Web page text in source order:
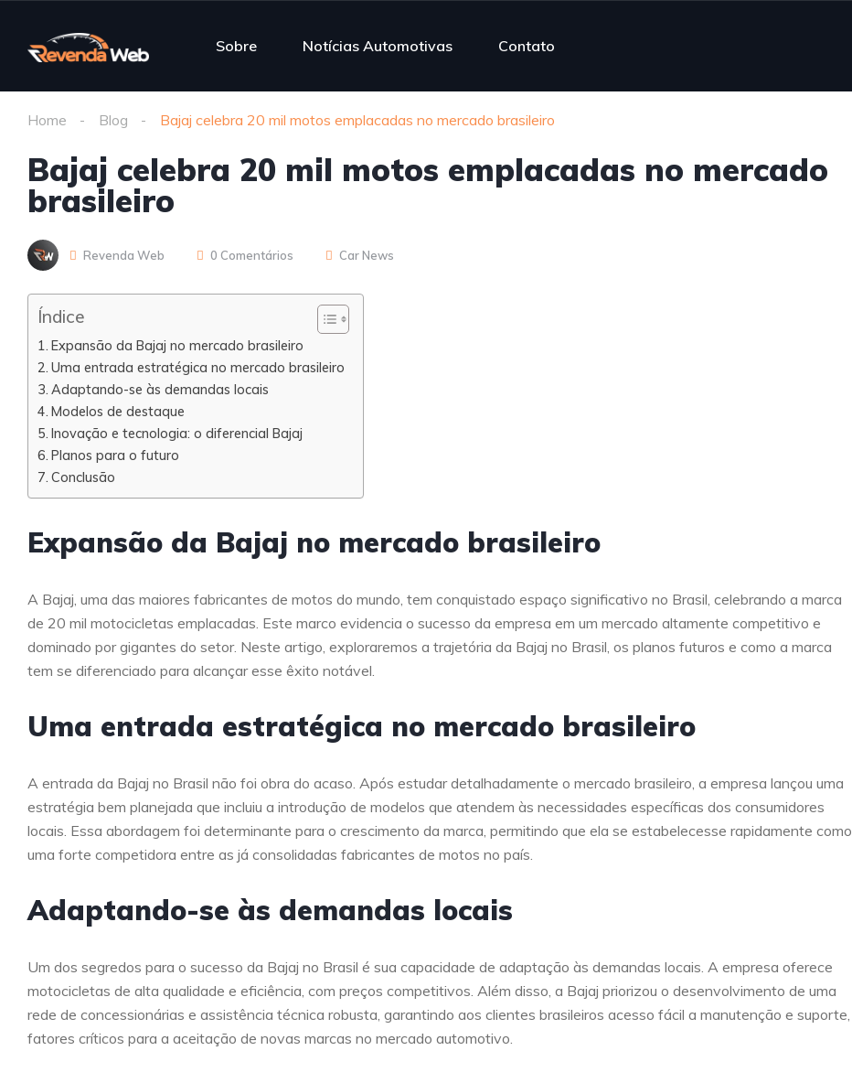
Sobre Notícias Automotivas Contato
Home Blog Bajaj celebra 20 mil motos emplacadas no mercado brasileiro
Bajaj celebra 20 mil motos emplacadas no mercado
brasileiro
Revenda Web 0 Comentários Car News
Índice
Expansão da Bajaj no mercado brasileiro
Uma entrada estratégica no mercado brasileiro
Adaptando-se às demandas locais
Modelos de destaque
Inovação e tecnologia: o diferencial Bajaj
Planos para o futuro
Conclusão
Expansão da Bajaj no mercado brasileiro
A Bajaj, uma das maiores fabricantes de motos do mundo, tem conquistado espaço significativo no Brasil, celebrando a marca
de 20 mil motocicletas emplacadas. Este marco evidencia o sucesso da empresa em um mercado altamente competitivo e
dominado por gigantes do setor. Neste artigo, exploraremos a trajetória da Bajaj no Brasil, os planos futuros e como a marca
tem se diferenciado para alcançar esse êxito notável.
Uma entrada estratégica no mercado brasileiro
A entrada da Bajaj no Brasil não foi obra do acaso. Após estudar detalhadamente o mercado brasileiro, a empresa lançou uma
estratégia bem planejada que incluiu a introdução de modelos que atendem às necessidades específicas dos consumidores
locais. Essa abordagem foi determinante para o crescimento da marca, permitindo que ela se estabelecesse rapidamente como
uma forte competidora entre as já consolidadas fabricantes de motos no país.
Adaptando-se às demandas locais
Um dos segredos para o sucesso da Bajaj no Brasil é sua capacidade de adaptação às demandas locais. A empresa oferece
motocicletas de alta qualidade e eficiência, com preços competitivos. Além disso, a Bajaj priorizou o desenvolvimento de uma
rede de concessionárias e assistência técnica robusta, garantindo aos clientes brasileiros acesso fácil a manutenção e suporte,
fatores críticos para a aceitação de novas marcas no mercado automotivo.